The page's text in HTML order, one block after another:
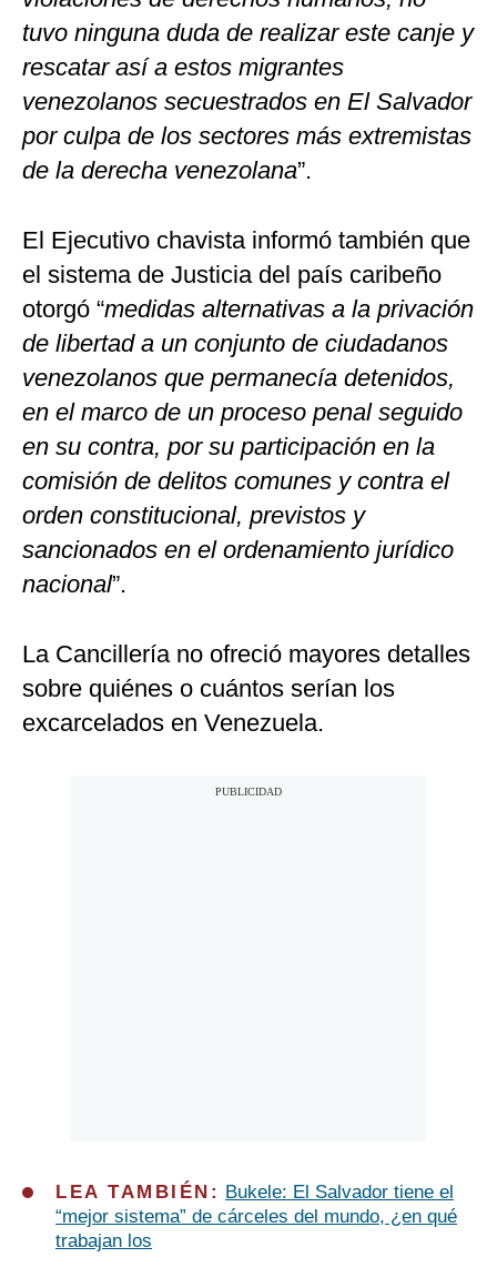
tuvo ninguna duda de realizar este canje y
rescatar así a estos migrantes
venezolanos secuestrados en El Salvador
por culpa de los sectores más extremistas
de la derecha venezolana”.
El Ejecutivo chavista informó también que
el sistema de Justicia del país caribeño
otorgó “medidas alternativas a la privación
de libertad a un conjunto de ciudadanos
venezolanos que permanecía detenidos,
en el marco de un proceso penal seguido
en su contra, por su participación en la
comisión de delitos comunes y contra el
orden constitucional, previstos y
sancionados en el ordenamiento jurídico
nacional”.
La Cancillería no ofreció mayores detalles
sobre quiénes o cuántos serían los
excarcelados en Venezuela.
LEA TAMBIÉN:
Bukele: El Salvador tiene el
“mejor sistema” de cárceles del mundo, ¿en qué
trabajan los